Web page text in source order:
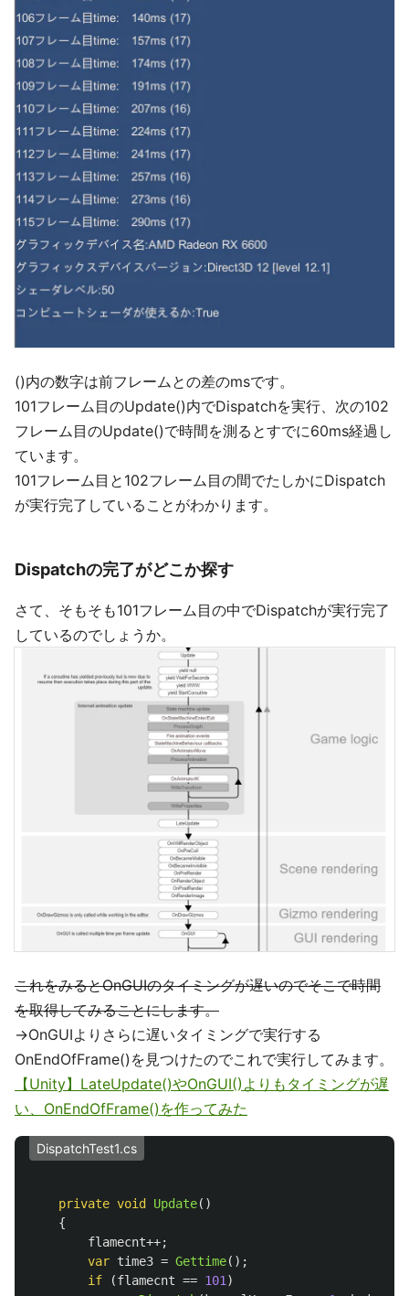
()内の数字は前フレームとの差のmsです。
101フレーム目のUpdate()内でDispatchを実行、次の102
フレーム目のUpdate()で時間を測るとすでに60ms経過し
ています。
101フレーム目と102フレーム目の間でたしかにDispatch
が実行完了していることがわかります。
Dispatchの完了がどこか探す
さて、そもそも101フレーム目の中でDispatchが実行完了
しているのでしょうか。
これをみるとOnGUIのタイミングが遅いのでそこで時間
を取得してみることにします。
→OnGUIよりさらに遅いタイミングで実行する
OnEndOfFrame()を見つけたのでこれで実行してみます。
【Unity】LateUpdate()やOnGUI()よりもタイミングが遅
い、OnEndOfFrame()を作ってみた
DispatchTest1.cs
private void Update()
{
flamecnt++;
var time3 = Gettime();
if
(flamecnt == 101)